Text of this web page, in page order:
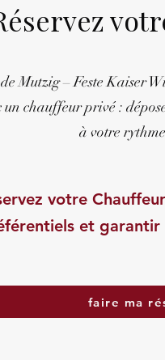
Mutzig – Feste Kaiser
un chauffeur privé :
à votre
votre
et
faire ma